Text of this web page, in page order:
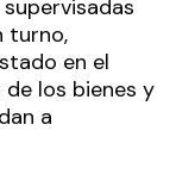
turno,
en el
los bienes y
a